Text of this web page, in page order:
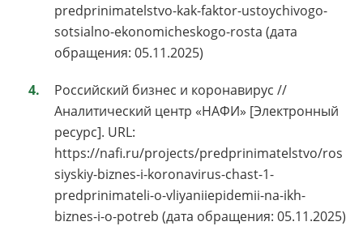
predprinimatelstvo-kak-faktor-ustoychivogo-
sotsialno-ekonomicheskogo-rosta (дата
обращения: 05.11.2025)
Российский бизнес и коронавирус //
Аналитический центр «НАФИ» [Электронный
ресурс]. URL:
https://nafi.ru/projects/predprinimatelstvo/ros
siyskiy-biznes-i-koronavirus-chast-1-
predprinimateli-o-vliyaniiepidemii-na-ikh-
biznes-i-o-potreb (дата обращения: 05.11.2025)